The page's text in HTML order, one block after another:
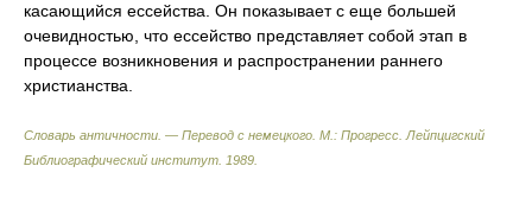
касающийся ессейства. Он показывает с еще большей
очевидностью, что ессейство представляет собой этап в
процессе возникновения и распространении раннего
христианства.
Словарь античности. — Перевод с немецкого. М.: Прогресс Лейпцигский
Библиографический институт 1989